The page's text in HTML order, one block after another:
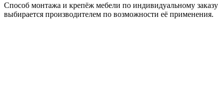
Способ монтажа и крепёж мебели по индивидуальному заказу
выбирается производителем по возможности её применения.